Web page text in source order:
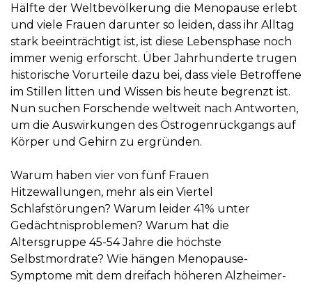
Hälfte der Weltbevölkerung die Menopause erlebt
und viele Frauen darunter so leiden, dass ihr Alltag
stark beeinträchtigt ist, ist diese Lebensphase noch
immer wenig erforscht. Über Jahrhunderte trugen
historische Vorurteile dazu bei, dass viele Betroffene
im Stillen litten und Wissen bis heute begrenzt ist.
Nun suchen Forschende weltweit nach Antworten,
um die Auswirkungen des Östrogenrückgangs auf
Körper und Gehirn zu ergründen.
Warum haben vier von fünf Frauen
Hitzewallungen, mehr als ein Viertel
Schlafstörungen? Warum leider 41% unter
Gedächtnisproblemen? Warum hat die
Altersgruppe 45-54 Jahre die höchste
Selbstmordrate? Wie hängen Menopause-
Symptome mit dem dreifach höheren Alzheimer-